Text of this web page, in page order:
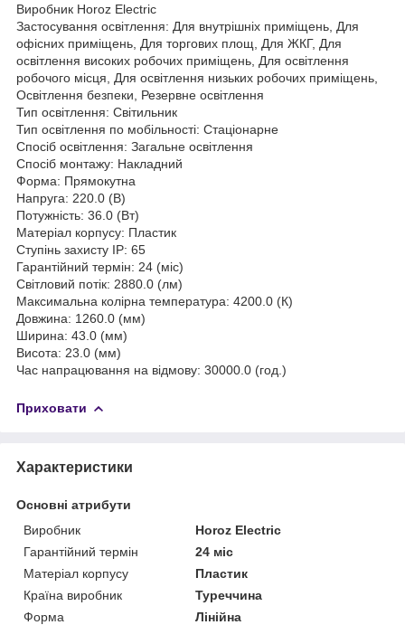
Виробник Horoz Electric
Застосування освітлення: Для внутрішніх приміщень, Для
офісних приміщень, Для торгових площ, Для ЖКГ, Для
освітлення високих робочих приміщень, Для освітлення
робочого місця, Для освітлення низьких робочих приміщень,
Освітлення безпеки, Резервне освітлення
Тип освітлення: Світильник
Тип освітлення по мобільності: Стаціонарне
Спосіб освітлення: Загальне освітлення
Спосіб монтажу: Накладний
Форма: Прямокутна
Напруга: 220.0 (В)
Потужність: 36.0 (Вт)
Матеріал корпусу: Пластик
Ступінь захисту ІР: 65
Гарантійний термін: 24 (міс)
Світловий потік: 2880.0 (лм)
Максимальна колірна температура: 4200.0 (К)
Довжина: 1260.0 (мм)
Ширина: 43.0 (мм)
Висота: 23.0 (мм)
Час напрацювання на відмову: 30000.0 (год.)
Приховати
Характеристики
Основні атрибути
Виробник
Horoz Electric
Гарантійний термін
24 міс
Матеріал корпусу
Пластик
Країна виробник
Туреччина
Форма
Лінійна